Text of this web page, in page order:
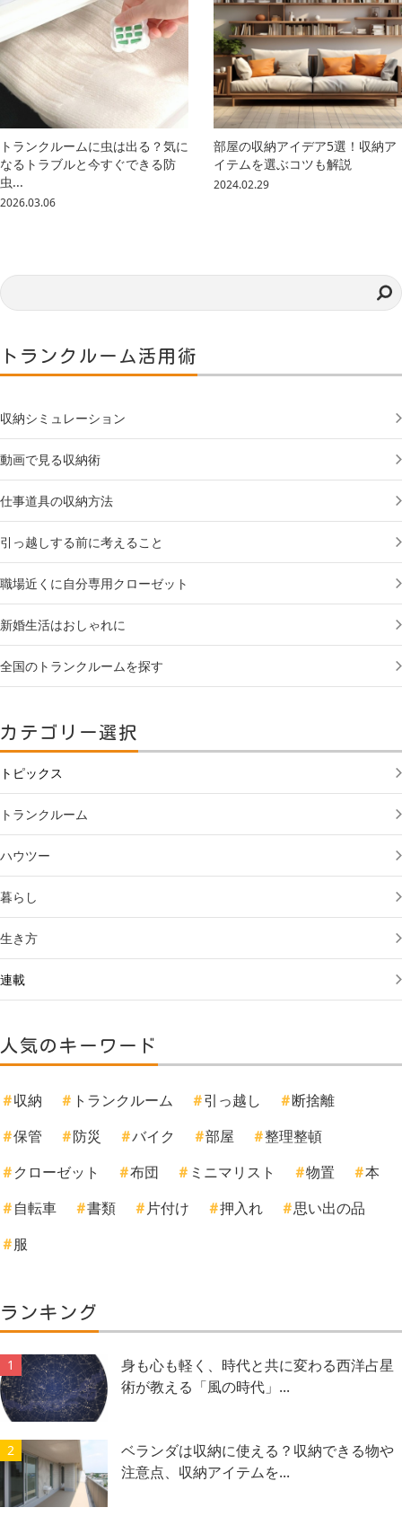
トランクルームに虫は出る？気に
なるトラブルと今すぐできる防
虫...
2026.03.06
部屋の収納アイデア5選！収納ア
イテムを選ぶコツも解説
2024.02.29
トランクルーム活用術
収納シミュレーション
動画で見る収納術
仕事道具の収納方法
引っ越しする前に考えること
職場近くに自分専用クローゼット
新婚生活はおしゃれに
全国のトランクルームを探す
カテゴリー選択
トピックス
トランクルーム
ハウツー
暮らし
生き方
連載
人気のキーワード
収納 トランクルーム 引っ越し
断捨離
保管
防災 バイク 部屋
整理整頓
クローゼット
布団 ミニマリスト 物置
本
自転車
書類 片付け 押入れ
思い出の品
服
ランキング
1
身も心も軽く、時代と共に変わる西洋占星
術が教える「風の時代」...
2
ベランダは収納に使える？収納できる物や
注意点、収納アイテムを...